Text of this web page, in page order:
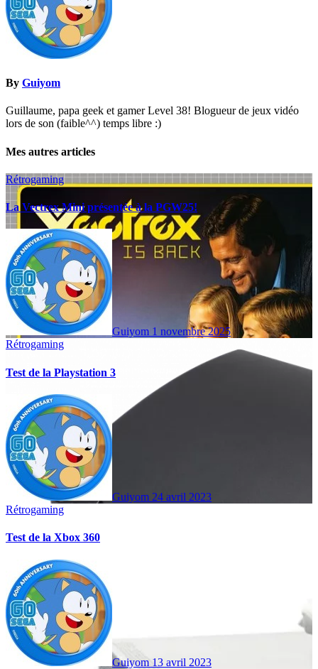
By Guiyom
Guillaume, papa geek et gamer Level 38! Blogueur de jeux vidéo
lors de son (faible^^) temps libre :)
Mes autres articles
Rétrogaming
La Vectrex Mini présentée à la PGW25!
Guiyom 1 novembre 2025
Rétrogaming
Test de la Playstation 3
Guiyom 24 avril 2023
Rétrogaming
Test de la Xbox 360
Guiyom 13 avril 2023